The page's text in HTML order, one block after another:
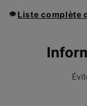
👁 Liste complète